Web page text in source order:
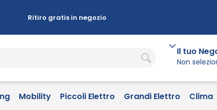
Ritiro gratis in negozio
Il tuo
Non
Mobility Piccoli Elettro Grandi Elettro Clima